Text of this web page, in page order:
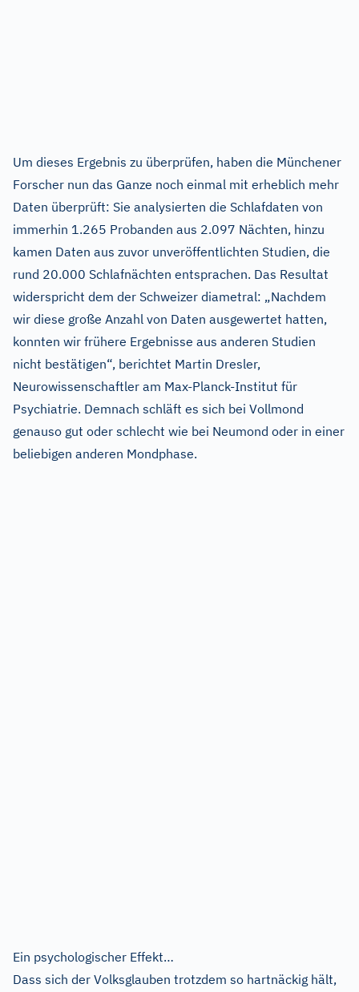
Um dieses Ergebnis zu überprüfen, haben die Münchener
Forscher nun das Ganze noch einmal mit erheblich mehr
Daten überprüft: Sie analysierten die Schlafdaten von
immerhin 1.265 Probanden aus 2.097 Nächten, hinzu
kamen Daten aus zuvor unveröffentlichten Studien, die
rund 20.000 Schlafnächten entsprachen. Das Resultat
widerspricht dem der Schweizer diametral: „Nachdem
wir diese große Anzahl von Daten ausgewertet hatten,
konnten wir frühere Ergebnisse aus anderen Studien
nicht bestätigen“, berichtet Martin Dresler,
Neurowissenschaftler am Max-Planck-Institut für
Psychiatrie. Demnach schläft es sich bei Vollmond
genauso gut oder schlecht wie bei Neumond oder in einer
beliebigen anderen Mondphase.
Ein psychologischer Effekt…
Dass sich der Volksglauben trotzdem so hartnäckig hält,